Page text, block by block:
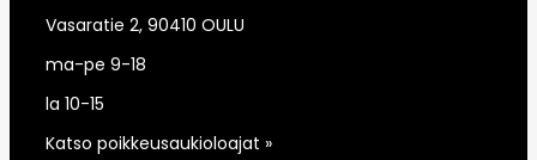
Vasaratie 2, 90410 OULU
ma-pe 9-18
la 10-15
Katso poikkeusaukioloajat »